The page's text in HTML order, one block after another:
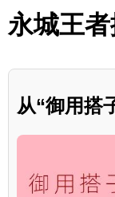
永城王
从“御用搭